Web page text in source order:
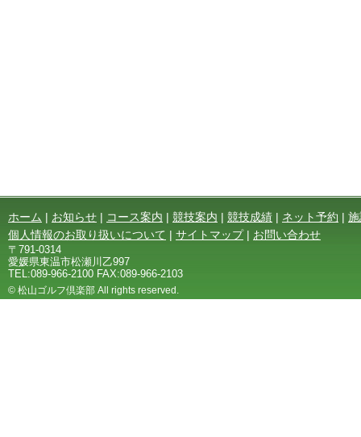
ホーム | お知らせ | コース案内 | 競技案内 | 競技成績 | ネット予約 |
個人情報のお取り扱いについて | サイトマップ | お問い合わせ
〒791-0314
愛媛県東温市松瀬川乙997
TEL:089-966-2100 FAX:089-966-2103
© 松山ゴルフ倶楽部 All rights reserved.